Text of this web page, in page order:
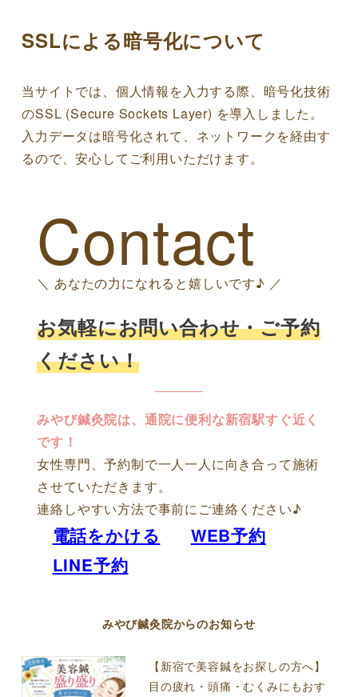
SSLによる暗号化について
当サイトでは、個人情報を入力する際、暗号化技術
のSSL (Secure Sockets Layer) を導入しました。
入力データは暗号化されて、ネットワークを経由す
るので、安心してご利用いただけます。
Contact
＼ あなたの力になれると嬉しいです♪ ／
お気軽にお問い合わせ・ご予約
ください！
みやび鍼灸院は、通院に便利な新宿駅すぐ近く
です！
女性専門、予約制で一人一人に向き合って施術
させていただきます。
連絡しやすい方法で事前にご連絡ください♪
電話をかける
WEB予約
LINE予約
みやび鍼灸院からのお知らせ
【新宿で美容鍼をお探しの方へ】
目の疲れ・頭痛・むくみにもおす